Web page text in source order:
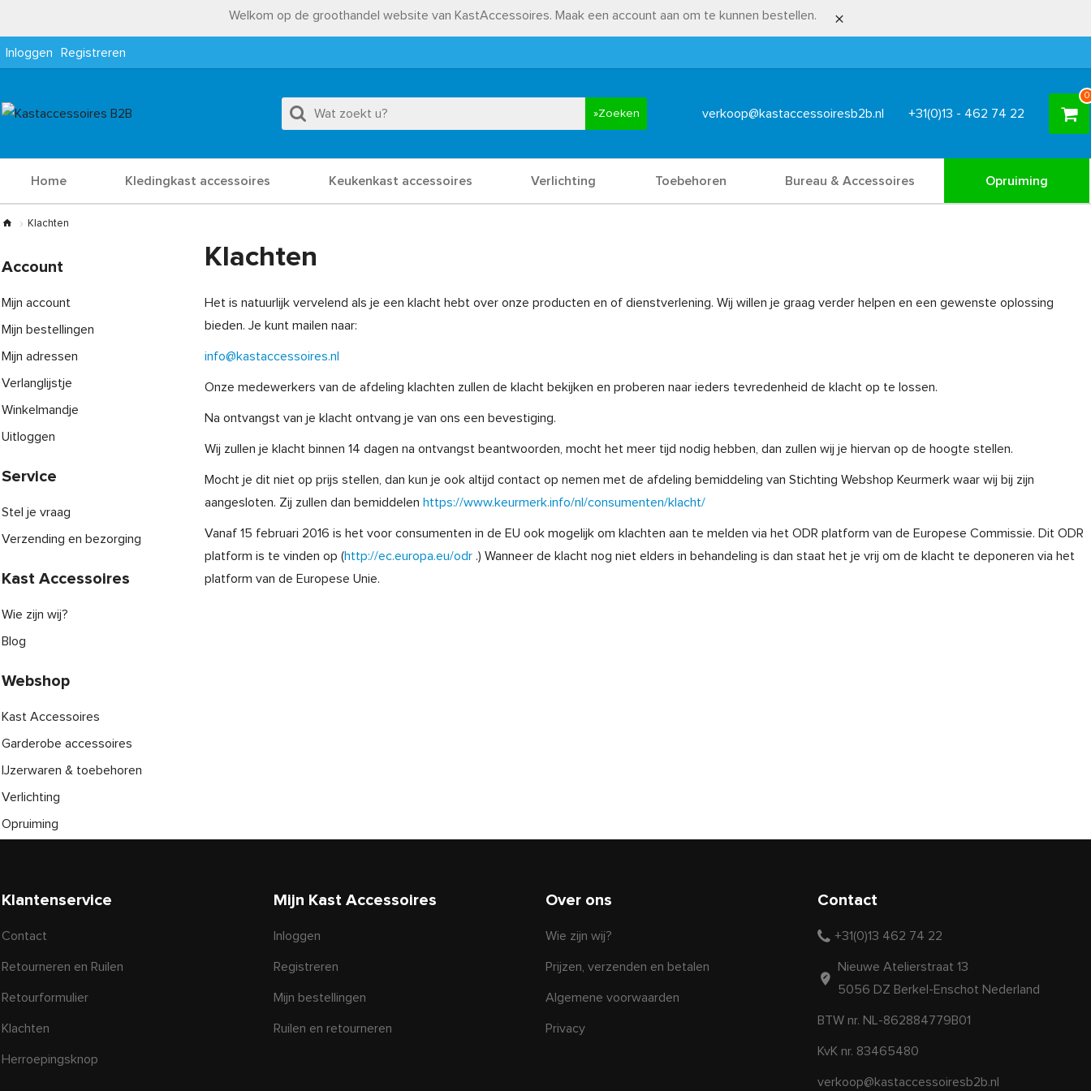
Welkom op de groothandel website van KastAccessoires. Maak een account aan om te kunnen bestellen.
Inloggen Registreren
Zoeken verkoop@kastaccessoiresb2b.nl +31(0)13 - 462 74 22
0
Home Kledingkast accessoires Keukenkast accessoires Verlichting Toebehoren Bureau & Accessoires Opruiming
Klachten
Account
Mijn account
Mijn bestellingen
Mijn adressen
Verlanglijstje
Winkelmandje
Uitloggen
Service
Stel je vraag
Verzending en bezorging
Kast Accessoires
Wie zijn wij?
Blog
Webshop
Kast Accessoires
Garderobe accessoires
IJzerwaren & toebehoren
Verlichting
Opruiming
Klachten
Het is natuurlijk vervelend als je een klacht hebt over onze producten en of dienstverlening. Wij willen je graag verder helpen en een gewenste oplossing
bieden. Je kunt mailen naar:
info@kastaccessoires.nl
Onze medewerkers van de afdeling klachten zullen de klacht bekijken en proberen naar ieders tevredenheid de klacht op te lossen.
Na ontvangst van je klacht ontvang je van ons een bevestiging.
Wij zullen je klacht binnen 14 dagen na ontvangst beantwoorden, mocht het meer tijd nodig hebben, dan zullen wij je hiervan op de hoogte stellen.
Mocht je dit niet op prijs stellen, dan kun je ook altijd contact op nemen met de afdeling bemiddeling van Stichting Webshop Keurmerk waar wij bij zijn
aangesloten. Zij zullen dan bemiddelen https://www.keurmerk.info/nl/consumenten/klacht/
Vanaf 15 februari 2016 is het voor consumenten in de EU ook mogelijk om klachten aan te melden via het ODR platform van de Europese Commissie. Dit ODR
platform is te vinden op (http://ec.europa.eu/odr .) Wanneer de klacht nog niet elders in behandeling is dan staat het je vrij om de klacht te deponeren via het
platform van de Europese Unie.
Klantenservice
Contact
Retourneren en Ruilen
Retourformulier
Klachten
Herroepingsknop
Mijn Kast Accessoires
Inloggen
Registreren
Mijn bestellingen
Ruilen en retourneren
Over ons
Wie zijn wij?
Prijzen, verzenden en betalen
Algemene voorwaarden
Privacy
Contact
+31(0)13 462 74 22
Nieuwe Atelierstraat 13
5056 DZ Berkel-Enschot Nederland
BTW nr. NL-862884779B01
KvK nr. 83465480
verkoop@kastaccessoiresb2b.nl